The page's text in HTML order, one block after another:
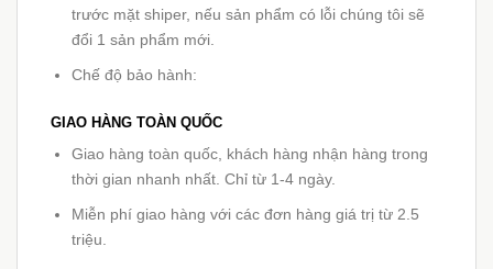
trước mặt shiper, nếu sản phẩm có lỗi chúng tôi sẽ
đổi 1 sản phẩm mới.
Chế độ bảo hành:
GIAO HÀNG TOÀN QUỐC
Giao hàng toàn quốc, khách hàng nhận hàng trong
thời gian nhanh nhất. Chỉ từ 1-4 ngày.
Miễn phí giao hàng với các đơn hàng giá trị từ 2.5
triệu.